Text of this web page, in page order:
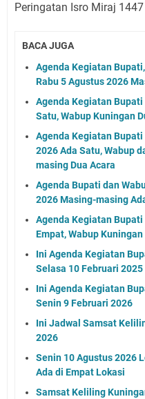
Peringatan Isro Miraj 1447
BACA JUGA
Agenda Kegiatan
Rabu 5 Agustus 2026
Agenda Kegiatan
Satu, Wabup Kuningan
Agenda Kegiatan
2026 Ada Satu, Wabup
masing Dua Acara
Agenda Bupati dan
2026 Masing-masing
Agenda Kegiatan Bupati
Empat, Wabup
Ini Agenda Kegiatan
Selasa 10 Februari 2025
Ini Agenda Kegiatan
Senin 9 Februari 2026
Ini Jadwal Samsat
2026
Senin 10 Agustus 2026
Ada di Empat Lokasi
Samsat Keliling